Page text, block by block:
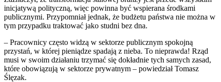
inicjatywą polityczną, więc powinna być wspierana środkami
publicznymi. Przypomniał jednak, że budżetu państwa nie można w
tym przypadku traktować jako studni bez dna.
– Pracownicy często widzą w sektorze publicznym spokojną
przystań, w której pieniądze spadają z nieba. To nieprawda! Rząd
musi w swoim działaniu trzymać się dokładnie tych samych zasad,
które obowiązują w sektorze prywatnym – powiedział Tomasz
Ślęzak.